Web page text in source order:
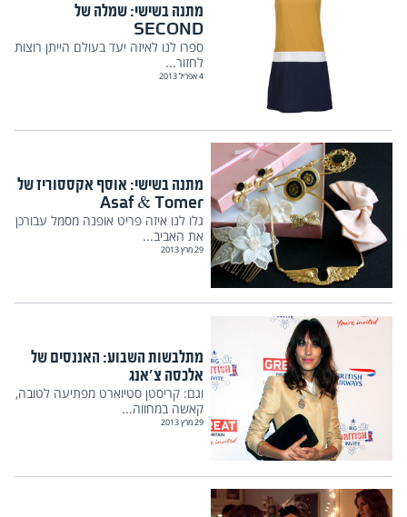
מתנה בשישי: שמלה של
SECOND
ספרו לנו לאיזה יעד בעולם הייתן רוצות
לחזור...
4 אפריל 2013
מתנה בשישי: אוסף אקססוריז של
Asaf & Tomer
גלו לנו איזה פריט אופנה מסמל עבורכן
את האביב...
29 מרץ 2013
מתלבשות השבוע: האננסים של
אלכסה צ'אנג
וגם: קריסטן סטיוארט מפתיעה לטובה,
קאשה במחווה...
29 מרץ 2013